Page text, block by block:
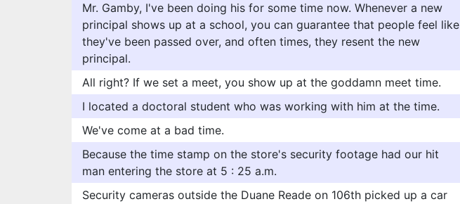
Mr. Gamby, I've been doing his for some time now. Whenever a new
principal shows up at a school, you can guarantee that people feel like
they've been passed over, and often times, they resent the new
principal.
All right? If we set a meet, you show up at the goddamn meet time.
I located a doctoral student who was working with him at the time.
We've come at a bad time.
Because the time stamp on the store's security footage had our hit
man entering the store at 5 : 25 a.m.
Security cameras outside the Duane Reade on 106th picked up a car